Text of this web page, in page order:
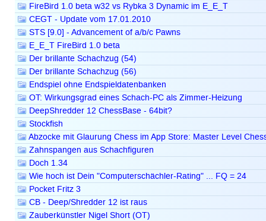
FireBird 1.0 beta w32 vs Rybka 3 Dynamic im E_E_T
CEGT - Update vom 17.01.2010
STS [9.0] - Advancement of a/b/c Pawns
E_E_T FireBird 1.0 beta
Der brillante Schachzug (54)
Der brillante Schachzug (56)
Endspiel ohne Endspieldatenbanken
OT: Wirkungsgrad eines Schach-PC als Zimmer-Heizung
DeepShredder 12 ChessBase - 64bit?
Stockfish
Abzocke mit Glaurung Chess im App Store: Master Level
Zahnspangen aus Schachfiguren
Doch 1.34
Wie hoch ist Dein "Computerschächler-Rating" ... FQ = 24
Pocket Fritz 3
CB - Deep/Shredder 12 ist raus
Zauberkünstler Nigel Short (OT)